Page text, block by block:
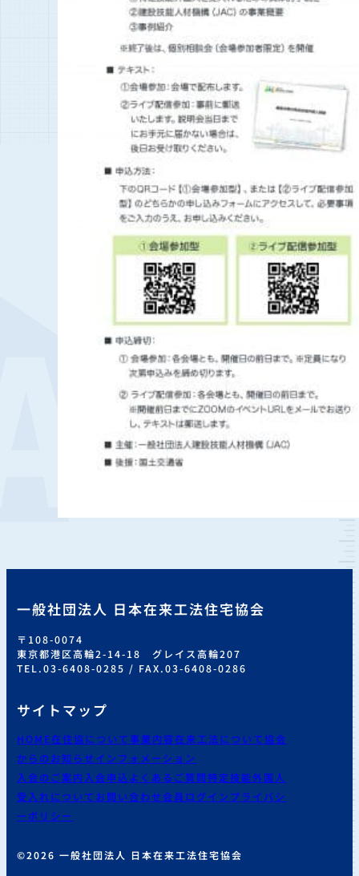
一般社団法人 日本在来工法住宅協会
〒108-0074
東京都港区高輪2-14-18 グレイス高輪207
TEL.03-6408-0285 / FAX.03-6408-0286
サイトマップ
HOME在住協について事業内容在来工法について協会
からのお知らせインフォメーション
入会のご案内 入会申込よくあるご質問特定技能外国人
受入れについて お問い合わせ会員ログイン プライバシ
ーポリシー
©2026 一般社団法人 日本在来工法住宅協会